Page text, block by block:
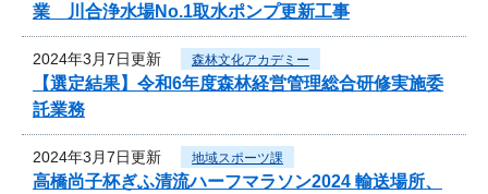
業 川合浄水場No.1取水ポンプ更新工事
2024年3月7日更新 森林文化アカデミー
【選定結果】令和6年度森林経営管理総合研修実施委
託業務
2024年3月7日更新 地域スポーツ課
高橋尚子杯ぎふ清流ハーフマラソン2024 輸送場所、